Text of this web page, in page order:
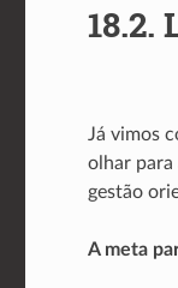
18.2.
Já vimos
olhar para
gestão
A meta